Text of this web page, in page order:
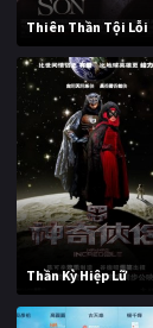
Thiên Thần Tội Lỗi
Thần Kỳ Hiệp Lữ